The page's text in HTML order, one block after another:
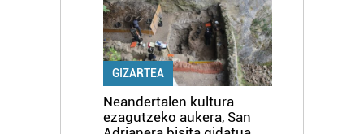
GIZARTEA
Neandertalen kultura
ezagutzeko aukera, San